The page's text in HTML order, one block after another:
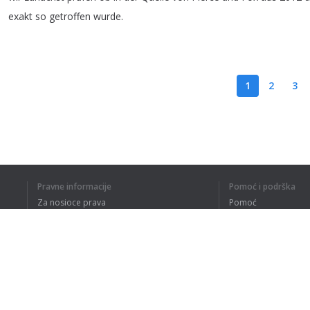
exakt so getroffen wurde.
1 2 3
Pravne informacije
Za nosioce prava
Pomoć i podrška
Pomoć